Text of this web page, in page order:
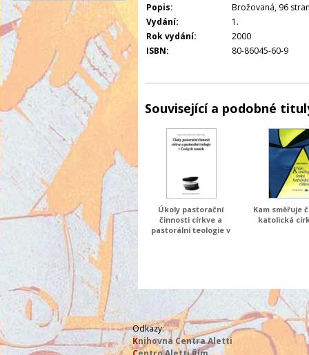
Popis:
Brožovaná, 96
Vydání:
1.
Rok vydání:
2000
ISBN:
80-86045-60-9
Související a podobné
Úkoly pastorační
činnosti církve a
pastorální teologie v
Kam směřuje
katolická
Odkazy:
Knihovna Centra Aletti